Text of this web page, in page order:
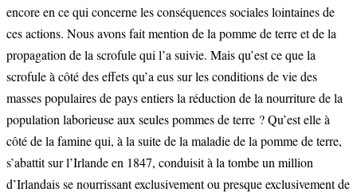
encore en ce qui concerne les conséquences sociales lointaines de
ces actions. Nous avons fait mention de la pomme de terre et de la
propagation de la scrofule qui l’a suivie. Mais qu’est ce que la
scrofule à côté des effets qu’a eus sur les conditions de vie des
masses populaires de pays entiers la réduction de la nourriture de la
population laborieuse aux seules pommes de terre ? Qu’est elle à
côté de la famine qui, à la suite de la maladie de la pomme de terre,
s’abattit sur l’Irlande en 1847, conduisit à la tombe un million
d’Irlandais se nourrissant exclusivement ou presque exclusivement de